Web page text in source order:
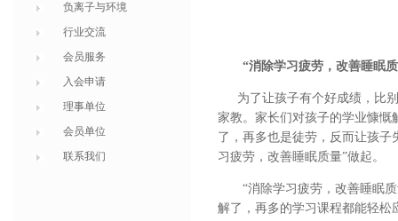
负离子与环境
行业交流
会员服务
入会申请
理事单位
会员单位
联系我们
“消除学习疲劳，改善睡眠
为了让孩子有个好成绩，比别
家教。家长们对孩子的学业慷慨
了，再多也是徒劳，反而让孩
习疲劳，改善睡眠质量”做起。
“消除学习疲劳，改善睡眠质
解了，再多的学习课程都能轻松